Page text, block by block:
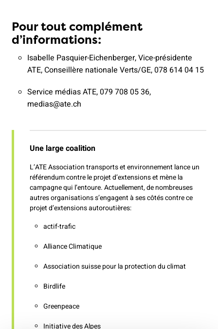
Pour tout complément
d’informations:
Isabelle Pasquier-Eichenberger, Vice-présidente
ATE, Conseillère nationale Verts/GE, 078 614 04 15
Service médias ATE, 079 708 05 36,
medias@ate.ch
Une large coalition
L’ATE Association transports et environnement lance un
référendum contre le projet d’extensions et mène la
campagne qui l’entoure. Actuellement, de nombreuses
autres organisations s’engagent à ses côtés contre ce
projet d’extensions autoroutières:
actif-trafic
Alliance Climatique
Association suisse pour la protection du climat
Birdlife
Greenpeace
Initiative des Alpes